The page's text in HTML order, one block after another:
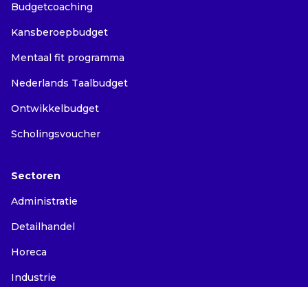
Budgetcoaching
Kansberoepbudget
Mentaal fit programma
Nederlands Taalbudget
Ontwikkelbudget
Scholingsvoucher
Sectoren
Administratie
Detailhandel
Horeca
Industrie